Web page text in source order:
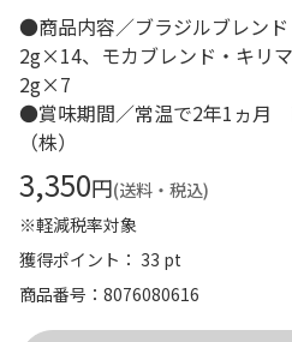
●商品内容／ブラジルブレン
2g×14、モカブレンド・キリ
2g×7
●賞味期間／常温で2年1ヵ月
（株）
3,350円(送料・税込)
※軽減税率対象
獲得ポイント： 33 pt
商品番号
8076080616